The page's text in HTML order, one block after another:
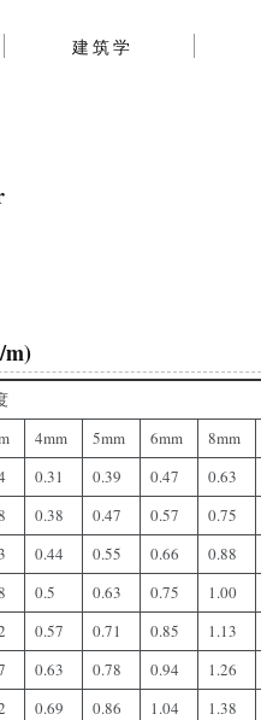
建筑学
m)
4mm 5mm 6mm 8mm
0.31 0.39 0.47 0.63
0.38 0.47 0.57 0.75
0.44 0.55 0.66 0.88
0.5 0.63 0.75 1.00
0.57 0.71 0.85 1.13
0.63 0.78 0.94 1.26
0.69 0.86 1.04 1.38